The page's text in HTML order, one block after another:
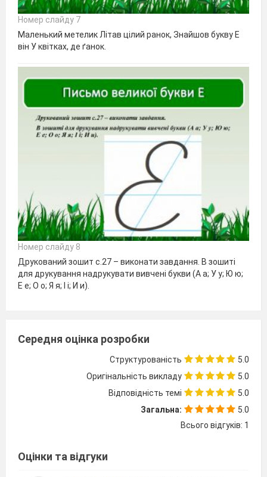
Номер слайду 7
Маленький метелик Літав цілий ранок, Знайшов букву Е
він У квітках, де ґанок.
Номер слайду 8
Друкований зошит с.27 – виконати завдання. В зошиті
для друкування надрукувати вивчені букви (А а; У у; Ю ю;
Е е; О о; Я я; І і; И и).
Середня оцінка розробки
Структурованість
5.0
Оригінальність викладу
5.0
Відповідність темі
5.0
Загальна:
5.0
Всього відгуків: 1
Оцінки та відгуки